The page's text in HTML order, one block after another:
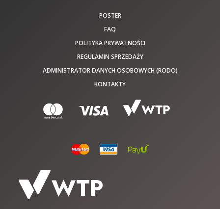
POSTER
FAQ
POLITYKA PRYWATNOŚCI
REGULAMIN SPRZEDAŻY
ADMINISTRATOR DANYCH OSOBOWYCH (RODO)
KONTAKTY